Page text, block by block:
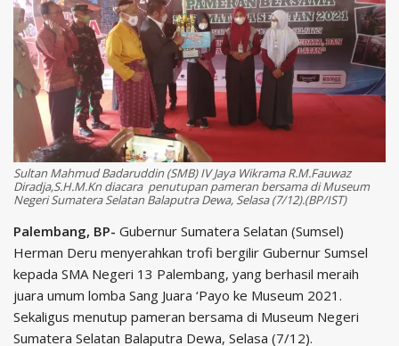
Sultan Mahmud Badaruddin (SMB) IV Jaya Wikrama R.M.Fauwaz
Diradja,S.H.M.Kn diacara penutupan pameran bersama di Museum
Negeri Sumatera Selatan Balaputra Dewa, Selasa (7/12).(BP/IST)
Palembang, BP- Gubernur Sumatera Selatan (Sumsel)
Herman Deru menyerahkan trofi bergilir Gubernur Sumsel
kepada SMA Negeri 13 Palembang, yang berhasil meraih
juara umum lomba Sang Juara ‘Payo ke Museum 2021.
Sekaligus menutup pameran bersama di Museum Negeri
Sumatera Selatan Balaputra Dewa, Selasa (7/12).